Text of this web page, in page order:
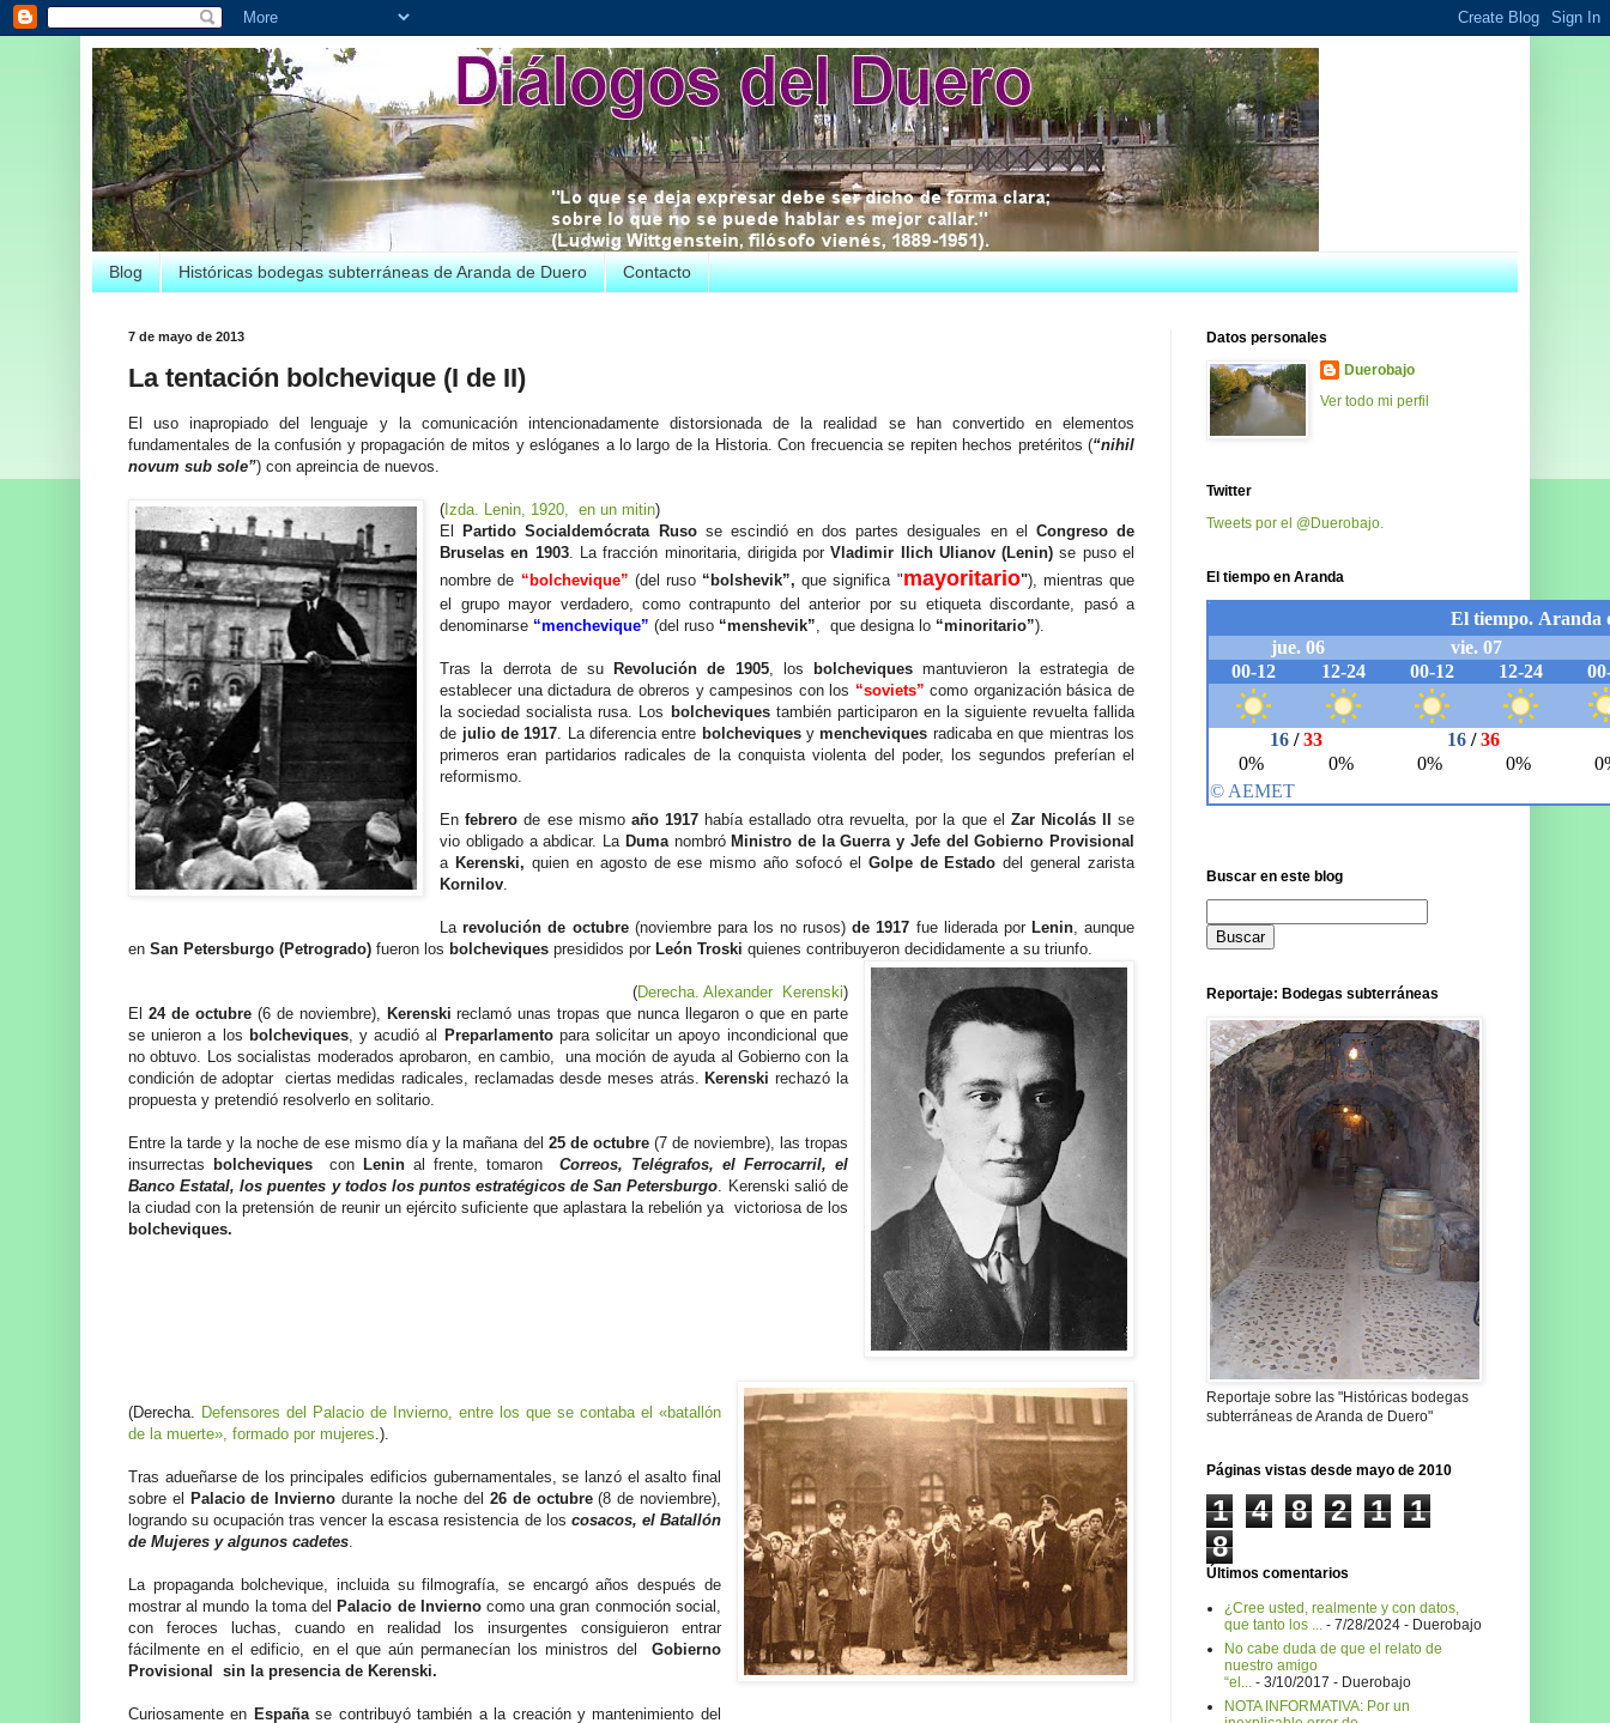
Blog Históricas bodegas subterráneas de Aranda de Duero Contacto
7 de mayo de 2013
La tentación bolchevique (I de II)
El uso inapropiado del lenguaje y la comunicación intencionadamente distorsionada de la realidad se han convertido en elementos
fundamentales de la confusión y propagación de mitos y eslóganes a lo largo de la Historia. Con frecuencia se repiten hechos pretéritos (“nihil
novum sub sole”) con apreincia de nuevos.
( Izda. Lenin, 1920, en un mitin)
El
Partido Socialdemócrata Rusose escindió en dos partes desiguales en el Congreso de
Bruselas en 1903. La fracción minoritaria, dirigida porVladimir Ilich Ulianov (Lenin) se puso el
nombre de “bolchevique” (del ruso “bolshevik”, que significa "mayoritario"), mientras que
el grupo mayor verdadero, como contrapunto del anterior por su etiqueta discordante, pasó a
denominarse “menchevique” (del ruso “menshevik”, que designa lo “minoritario”).
Tras la derrota de su Revolución de 1905, los bolcheviques mantuvieron la estrategia de
establecer una dictadura de obreros y campesinos con los “soviets” como organización básica de
la sociedad socialista rusa. Los bolcheviquestambién participaron en la siguiente revuelta fallida
de julio de 1917. La diferencia entre bolcheviquesymencheviques radicaba en que mientras los
primeros eran partidarios radicales de la conquista violenta del poder, los segundos preferían el
reformismo.
Enfebrerode ese mismoaño 1917había estallado otra revuelta, por la que el Zar Nicolás II
se
vio obligado a abdicar. La Dumanombró Ministro de la Guerra y Jefe del Gobierno Provisional
a Kerenski, quien en agosto de ese mismo año sofocó el Golpe de Estado del general zarista
Kornilov.
Larevolución de octubre(noviembre para los no rusos)de 1917 fue liderada por Lenin, aunque
en San Petersburgo (Petrogrado) fueron los bolcheviques presididos por León Troski quienes contribuyeron decididamente a su triunfo.
(Derecha. Alexander Kerenski)
El 24 de octubre (6 de noviembre), Kerenski reclamó unas tropas que nunca llegaron o que en parte
se unieron a los bolcheviques, y acudió al Preparlamentopara solicitar un apoyo incondicional que
no obtuvo. Los socialistas moderados aprobaron, en cambio, una moción de ayuda al Gobierno con la
condición de adoptar ciertas medidas radicales, reclamadas desde meses atrás. Kerenski rechazó la
propuesta y pretendió resolverlo en solitario.
Entre la tarde y la noche de ese mismo día y la mañana del 25 de octubre(7 de noviembre), las tropas
insurrectas
bolcheviques con Leninal frente, tomaron Correos, Telégrafos, el Ferrocarril, el
Banco Estatal, los puentes y todos los puntos estratégicos de San Petersburgo. Kerenski salió de
la ciudad con la pretensión de reunir un ejército suficiente que aplastara la rebelión ya victoriosa de los
bolcheviques.
(Derecha. Defensores del Palacio de Invierno, entre los que se contaba el «batallón
de la muerte», formado por mujeres .).
Tras adueñarse de los principales edificios gubernamentales, se lanzó el asalto final
sobre el Palacio de Invierno durante la noche del 26 de octubre(8 de noviembre),
logrando su ocupación tras vencer la escasa resistencia de los cosacos, el Batallón
de Mujeres y algunos cadetes
La propaganda bolchevique, incluida su filmografía, se encargó años después de
mostrar al mundo la toma delPalacio de Inviernocomo una gran conmoción social,
con feroces luchas, cuando en realidad los insurgentes consiguieron entrar
fácilmente en el edificio, en el que aún permanecían los ministros del Gobierno
Provisional sin la presencia de Kerenski.
Curiosamente en Españase contribuyó también a la creación y mantenimiento del
Datos personales
Duerobajo
Ver todo mi perfil
Twitter
Tweets por el @Duerobajo.
El tiempo en Aranda
Buscar en este blog
Reportaje: Bodegas subterráneas
Reportaje sobre las "Históricas bodegas
subterráneas de Aranda de Duero"
Páginas vistas desde mayo de 2010
1 4 8 2 1
1
8
Últimos comentarios
¿Cree usted, realmente y con datos,
que tanto los ...
- 7/28/2024 - Duerobajo
No cabe duda de que el relato de
nuestro amigo
“el...
- 3/10/2017 - Duerobajo
NOTA INFORMATIVA: Por un